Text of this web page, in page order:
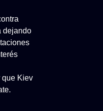
dejando
que Kiev